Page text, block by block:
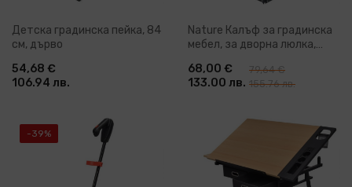
Детска градинска пейка, 84
см, дърво
54,68 €
106.94 лв.
Nature Калъф за градинска
мебел, за дворна люлка,
68,00 €
133.00 лв.
79,64 €
155.76 лв.
-39%